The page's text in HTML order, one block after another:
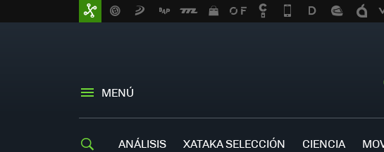
MENÚ
ANÁLISIS XATAKA SELECCIÓN CIENCIA